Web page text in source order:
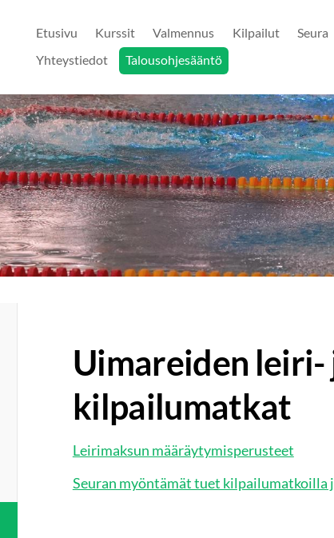
Etusivu Kurssit Valmennus Kilpailut Seura
Yhteystiedot
Talousohjesääntö
Uimareiden leiri-
kilpailumatkat
Leirimaksun määräytymisperusteet
Seuran myöntämät tuet kilpailumatkoilla